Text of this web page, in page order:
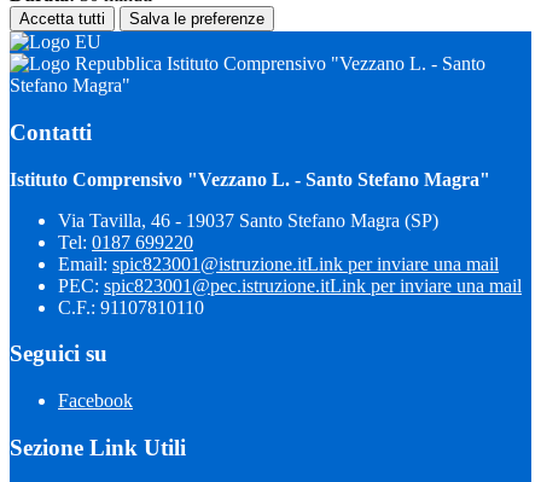
Accetta tutti Salva le preferenze
Istituto Comprensivo "Vezzano L. - Santo
Stefano Magra"
Contatti
Istituto Comprensivo "Vezzano L. - Santo Stefano Magra"
Via Tavilla, 46 - 19037 Santo Stefano Magra (SP)
Tel: 0187 699220
Email: spic823001@istruzione.itLink per inviare una mail
PEC: spic823001@pec.istruzione.itLink per inviare una mail
C.F.: 91107810110
Seguici su
Facebook
Sezione Link Utili